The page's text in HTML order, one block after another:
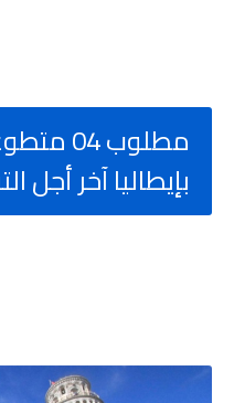
مطلوب
بإيطاليا آخر أجل التقديم 30